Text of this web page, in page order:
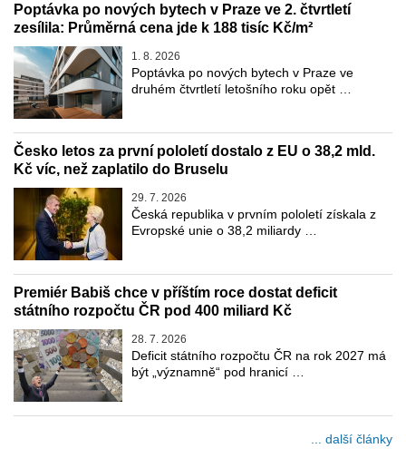
Poptávka po nových bytech v Praze ve 2. čtvrtletí
zesílila: Průměrná cena jde k 188 tisíc Kč/m²
1. 8. 2026
Poptávka po nových bytech v Praze ve
druhém čtvrtletí letošního roku opět …
Česko letos za první pololetí dostalo z EU o 38,2 mld.
Kč víc, než zaplatilo do Bruselu
29. 7. 2026
Česká republika v prvním pololetí získala z
Evropské unie o 38,2 miliardy …
Premiér Babiš chce v příštím roce dostat deficit
státního rozpočtu ČR pod 400 miliard Kč
28. 7. 2026
Deficit státního rozpočtu ČR na rok 2027 má
být „významně“ pod hranicí …
... další články